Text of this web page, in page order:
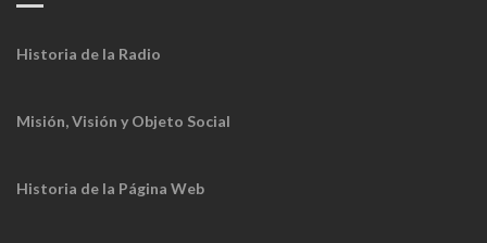
Historia de la Radio
Misión, Visión y Objeto Social
Historia de la Página Web